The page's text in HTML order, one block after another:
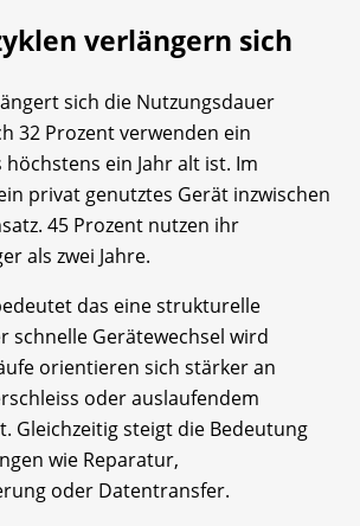
verlängern sich
sich die Nutzungsdauer
32 Prozent verwenden ein
ein Jahr alt ist. Im
privat genutztes Gerät inzwischen
45 Prozent nutzen ihr
als zwei Jahre.
das eine strukturelle
schnelle Gerätewechsel wird
orientieren sich stärker an
oder auslaufendem
Gleichzeitig steigt die Bedeutung
wie Reparatur,
oder Datentransfer.